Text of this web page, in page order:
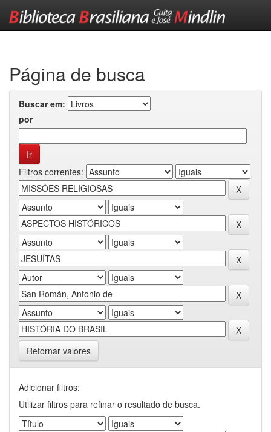
Página de busca
Buscar em:
por
Filtros correntes:
Retornar valores
Adicionar filtros:
Utilizar filtros para refinar o resultado de busca.